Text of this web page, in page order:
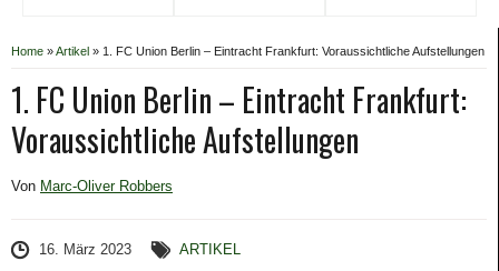
Home »Artikel » 1. FC Union Berlin – Eintracht Frankfurt: Voraussichtliche Aufstellungen
1. FC Union Berlin – Eintracht Frankfurt:
Voraussichtliche Aufstellungen
Von Marc-Oliver Robbers
16. März 2023 ARTIKEL